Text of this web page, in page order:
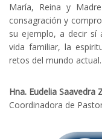
María, Reina y
consagración y
su ejemplo, a decir sí
vida familiar, la
retos del mundo actual.
Hna. Eudelia Saavedra
Coordinadora de